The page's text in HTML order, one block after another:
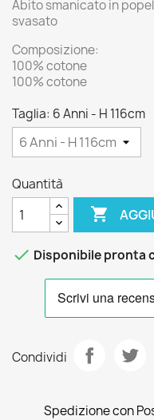
Abito smanicato in
svasato
Composizione:
100% cotone
100% cotone
Taglia: 6 Anni - H 116cm
Quantità

 Disponibile pronta
Condividi
Spedizione con